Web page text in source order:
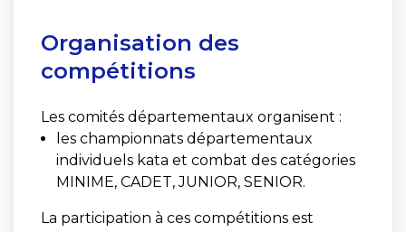
Organisation des
compétitions
Les comités départementaux organisent :
les championnats départementaux
individuels kata et combat des catégories
MINIME, CADET, JUNIOR, SENIOR.
La participation à ces compétitions est